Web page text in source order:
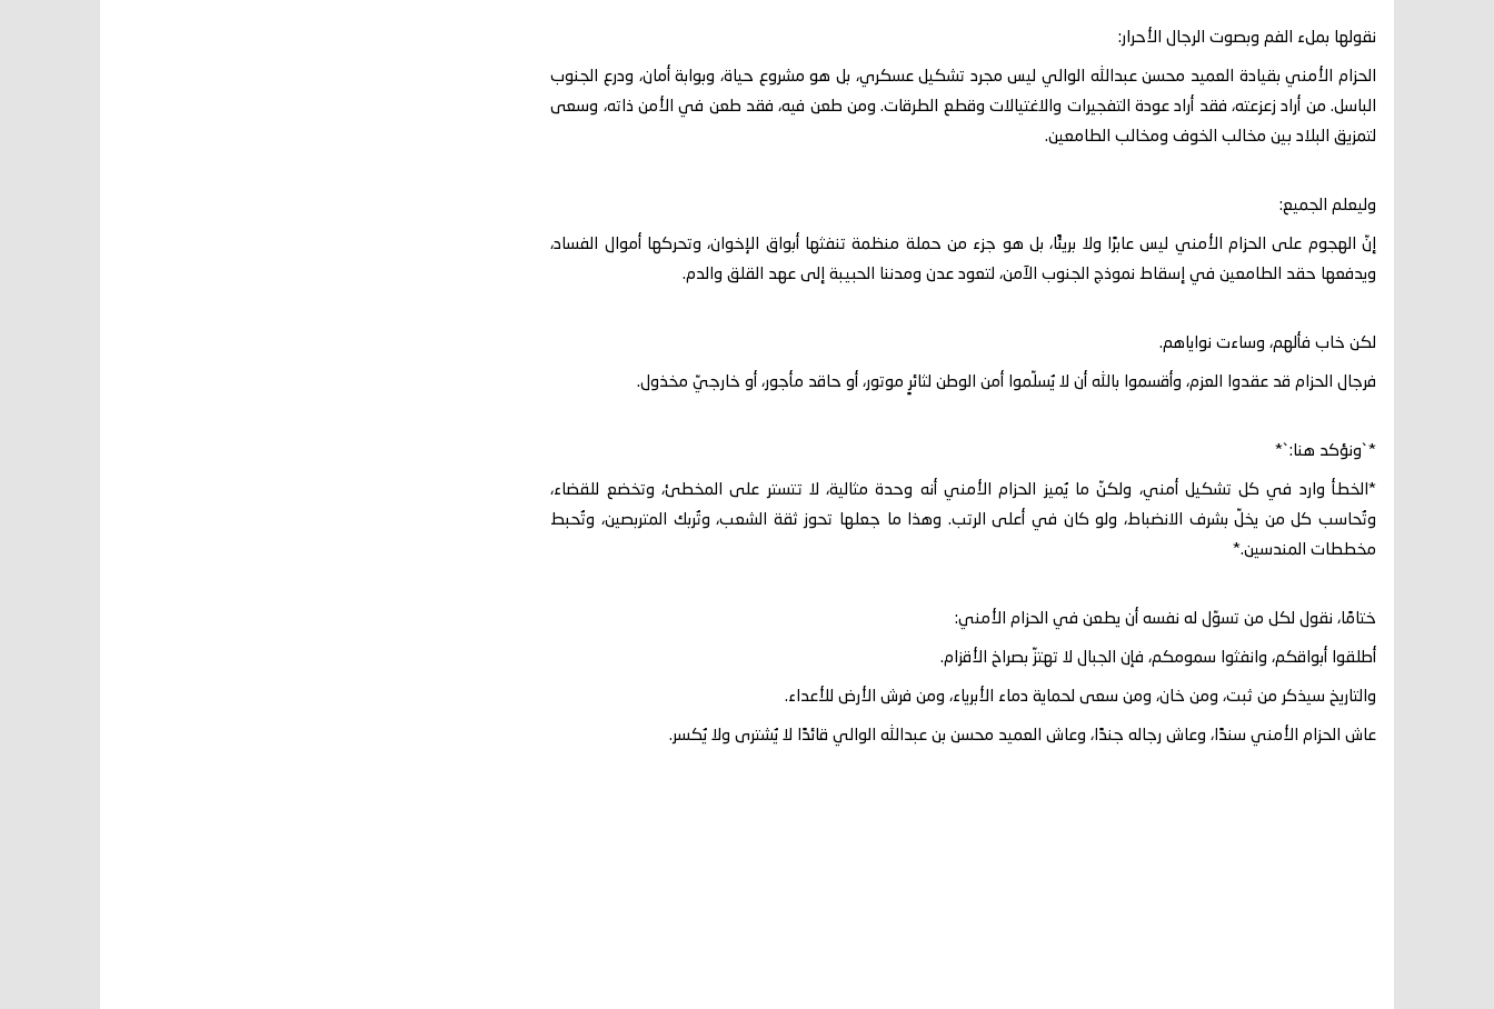
نقولها بملء الفم وبصوت الرجال الأحرار:
الحزام الأمني بقيادة العميد محسن عبدالله الوالي ليس مجرد تشكيل عسكري، بل هو مشروع حياة، وبوابة أمان، ودرع الجنوب
الباسل. من أراد زعزعته، فقد أراد عودة التفجيرات والاغتيالات وقطع الطرقات. ومن طعن فيه، فقد طعن في الأمن ذاته، وسعى
لتمزيق البلاد بين مخالب الخوف ومخالب الطامعين.
وليعلم الجميع:
إنّ الهجوم على الحزام الأمني ليس عابرًا ولا بريئًا، بل هو جزء من حملة منظمة تنفثها أبواق الإخوان، وتحركها أموال الفساد،
ويدفعها حقد الطامعين في إسقاط نموذج الجنوب الآمن، لتعود عدن ومدننا الحبيبة إلى عهد القلق والدم.
لكن خاب فألهم، وساءت نواياهم.
فرجال الحزام قد عقدوا العزم، وأقسموا بالله أن لا يُسلّموا أمن الوطن لثائرٍ موتور، أو حاقد مأجور، أو خارجيّ مخذول.
*`ونؤكد هنا:`*
*الخطأ وارد في كل تشكيل أمني، ولكنّ ما يُميز الحزام الأمني أنه وحدة مثالية، لا تتستر على المخطئ، وتخضع للقضاء،
وتُحاسب كل من يخلّ بشرف الانضباط، ولو كان في أعلى الرتب. وهذا ما جعلها تحوز ثقة الشعب، وتُربك المتربصين، وتُحبط
مخططات المندسين.*
ختامًا، نقول لكل من تسوّل له نفسه أن يطعن في الحزام الأمني:
أطلقوا أبواقكم، وانفثوا سمومكم، فإن الجبال لا تهتزّ بصراخ الأقزام.
والتاريخ سيذكر من ثبت، ومن خان، ومن سعى لحماية دماء الأبرياء، ومن فرش الأرض للأعداء.
عاش الحزام الأمني سندًا، وعاش رجاله جندًا، وعاش العميد محسن بن عبدالله الوالي قائدًا لا يُشترى ولا يُكسر.